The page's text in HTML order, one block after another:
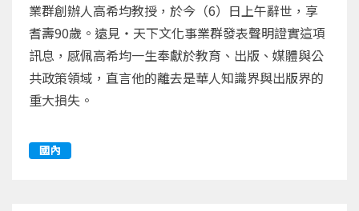
業群創辦人高希均教授，於今（6）日上午辭世，享
耆壽90歲。遠見‧天下文化事業群發表聲明證實這項
訊息，感佩高希均一生奉獻於教育、出版、媒體與公
共政策領域，直言他的離去是華人知識界與出版界的
重大損失。
國內